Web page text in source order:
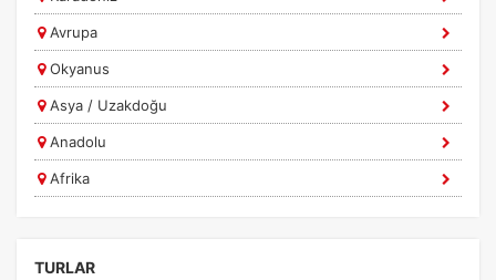
yardımcı olur.
Pazarlama Çerezleri
Size ve ilgi alanlarınıza uygun reklamlar göstermek için
Avrupa
Okyanus
Asya / Uzakdoğu
Anadolu
Afrika
TURLAR